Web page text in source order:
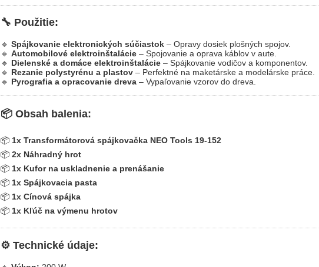
🔧 Použitie:
🔹 Spájkovanie elektronických súčiastok – Opravy dosiek plošných spojov.
🔹 Automobilové elektroinštalácie – Spojovanie a oprava káblov v aute.
🔹 Dielenské a domáce elektroinštalácie – Spájkovanie vodičov a komponentov.
🔹 Rezanie polystyrénu a plastov – Perfektné na maketárske a modelárske práce.
🔹 Pyrografia a opracovanie dreva – Vypaľovanie vzorov do dreva.
📦 Obsah balenia:
📦 1x Transformátorová spájkovačka NEO Tools 19-152
📦 2x Náhradný hrot
📦 1x Kufor na uskladnenie a prenášanie
📦 1x Spájkovacia pasta
📦 1x Cínová spájka
📦 1x Kľúč na výmenu hrotov
⚙ Technické údaje: